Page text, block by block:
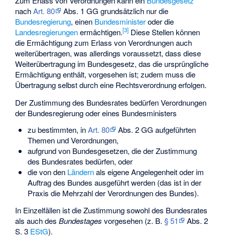
nachArt. 80
Abs. 1 GG grundsätzlich nur die
Bundesregierung, einen Bundesministeroder die
Landesregierungenermächtigen.[3] Diese Stellen können
die Ermächtigung zum Erlass von Verordnungen auch
weiterübertragen, was allerdings voraussetzt, dass diese
Weiterübertragung im Bundesgesetz, das die ursprüngliche
Ermächtigung enthält, vorgesehen ist; zudem muss die
Übertragung selbst durch eine Rechtsverordnung erfolgen.
Der Zustimmung des Bundesrates bedürfen Verordnungen
der Bundesregierung oder eines Bundesministers
zu bestimmten, inArt. 80
Abs. 2 GG aufgeführten
Themen und Verordnungen,
aufgrund von Bundesgesetzen, die der Zustimmung
des Bundesrates bedürfen, oder
die von den Ländernals eigene Angelegenheit oder im
Auftrag des Bundes ausgeführt werden (das ist in der
Praxis die Mehrzahl der Verordnungen des Bundes).
In Einzelfällen ist die Zustimmung sowohl des Bundesrates
als auch desBundestages vorgesehen (z. B.§ 51
Abs. 2
S. 3 EStG).